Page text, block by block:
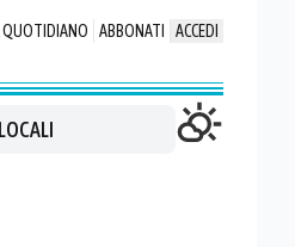
QUOTIDIANO ABBONATI ACCEDI